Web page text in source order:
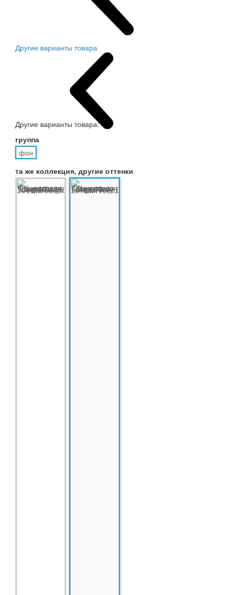
Другие варианты товара
Другие варианты товара:
группа
фон
та же коллекция, другие оттенки